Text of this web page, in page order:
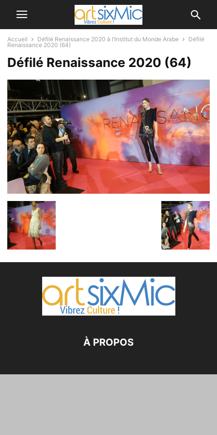
Accueil Défilé Renaissance 2020 à l’Institut du Monde Arabe
Défilé
Renaissance 2020 (64)
Défilé Renaissance 2020 (64)
À PROPOS